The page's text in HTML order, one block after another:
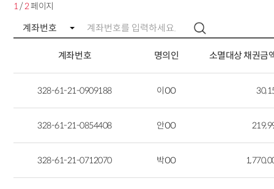
1/2페이지
계좌번호 명의인 소멸대상 채권금
328-61-21-0909188 이OO
328-61-21-0854408 안OO
328-61-21-0712070 박OO